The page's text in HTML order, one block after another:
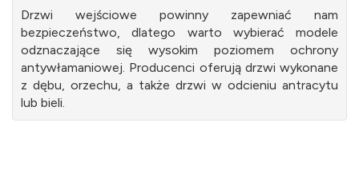
Drzwi wejściowe powinny zapewniać nam
bezpieczeństwo, dlatego warto wybierać modele
odznaczające się wysokim poziomem ochrony
antywłamaniowej. Producenci oferują drzwi wykonane
z dębu, orzechu, a także drzwi w odcieniu antracytu
lub bieli.